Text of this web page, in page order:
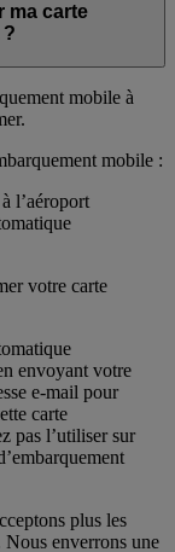
ma carte
?
mobile à
mobile :
l’aéroport
votre carte
envoyant votre
e-mail pour
carte
pas l’utiliser sur
plus les
Nous enverrons une